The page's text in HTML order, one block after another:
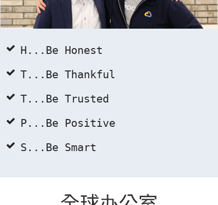
H...Be Honest
T...Be Thankful
T...Be Trusted
P...Be Positive
S...Be Smart